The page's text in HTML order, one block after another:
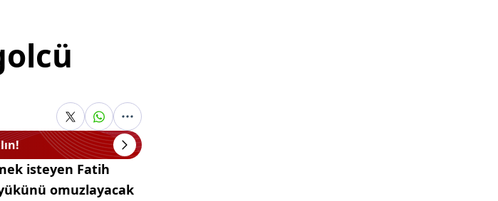
isteyen Fatih
omuzlayacak